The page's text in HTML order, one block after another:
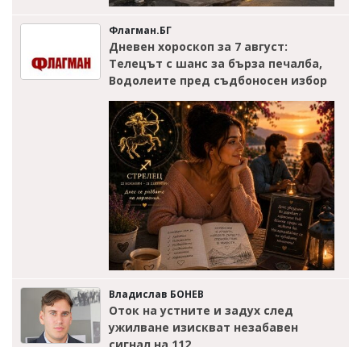
Флагман.БГ
Дневен хороскоп за 7 август:
Телецът с шанс за бърза печалба,
Водолеите пред съдбоносен избор
Владислав БОНЕВ
Оток на устните и задух след
ужилване изискват незабавен